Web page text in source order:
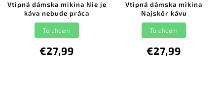
Vtipná dámska mikina Nie je
káva nebude práca
€27,99
To chcem
Vtipná dámska mikina
Najskôr kávu
€27,99
To chcem